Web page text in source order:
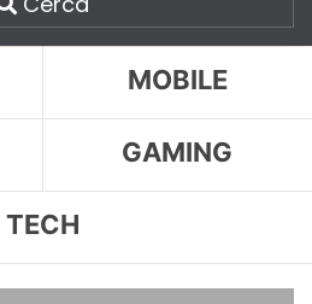
MOBILE
GAMING
TECH